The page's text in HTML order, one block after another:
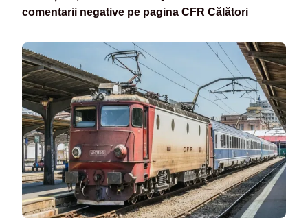
comentarii negative pe pagina CFR Călători